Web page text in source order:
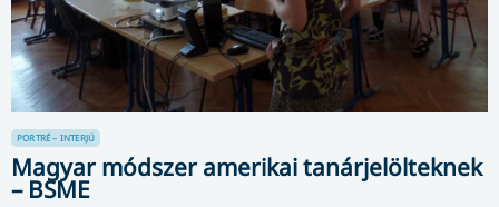
PORTRÉ – INTERJÚ
Magyar módszer amerikai tanárjelölteknek
– BSME